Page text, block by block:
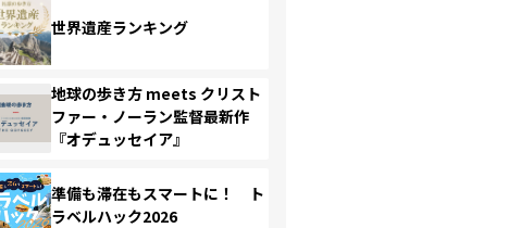
世界遺産ランキング
地球の歩き方 meets クリスト
ファー・ノーラン監督最新作
『オデュッセイア』
準備も滞在もスマートに！ ト
ラベルハック2026